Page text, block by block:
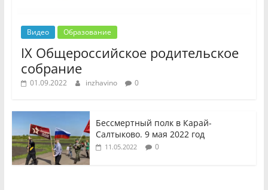
Видео Образование
IX Общероссийское родительское
собрание
01.09.2022 inzhavino 0
Бессмертный полк в Карай-
Салтыково. 9 мая 2022 год
11.05.2022 0